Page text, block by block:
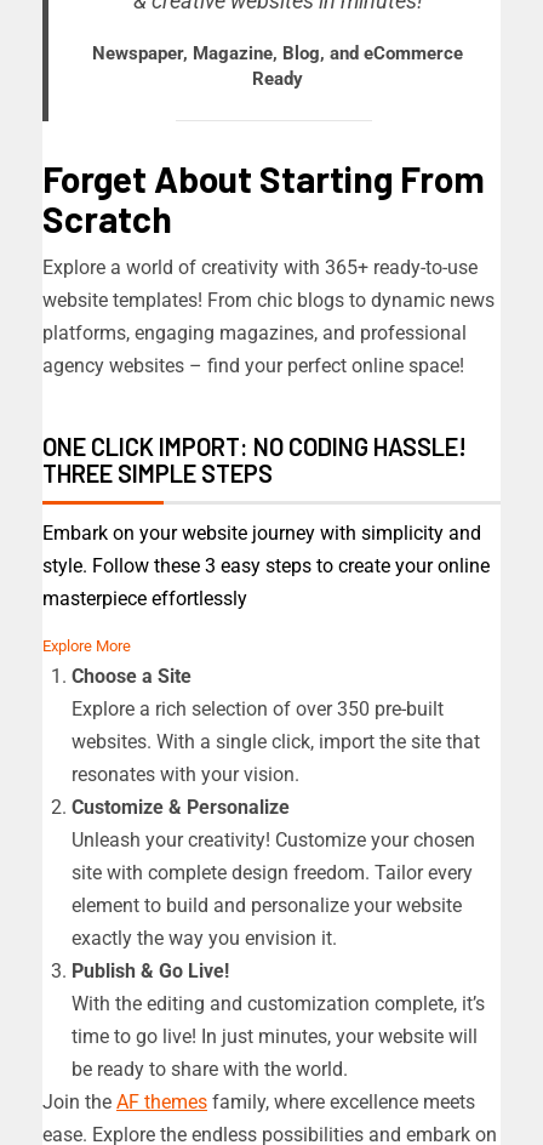
Newspaper, Magazine, Blog, and eCommerce
Ready
Forget About Starting From
Scratch
Explore a world of creativity with 365+ ready-to-use
website templates! From chic blogs to dynamic news
platforms, engaging magazines, and professional
agency websites – find your perfect online space!
ONE CLICK IMPORT: NO CODING HASSLE!
THREE SIMPLE STEPS
Embark on your website journey with simplicity and
style. Follow these 3 easy steps to create your online
masterpiece effortlessly
Explore More
Choose a Site
Explore a rich selection of over 350 pre-built
websites. With a single click, import the site that
resonates with your vision.
Customize & Personalize
Unleash your creativity! Customize your chosen
site with complete design freedom. Tailor every
element to build and personalize your website
exactly the way you envision it.
Publish & Go Live!
With the editing and customization complete, it’s
time to go live! In just minutes, your website will
be ready to share with the world.
Join the AF themes family, where excellence meets
ease. Explore the endless possibilities and embark on